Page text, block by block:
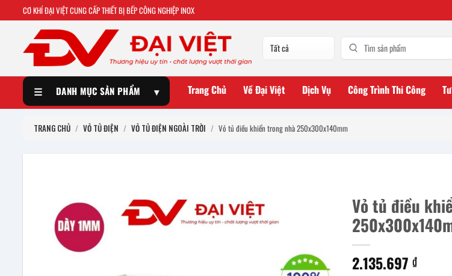
CƠ KHÍ ĐẠI VIỆT CUNG CẤP THIẾT BỊ BẾP CÔNG NGHIỆP INOX
☰ DANH MỤC SẢN PHẨM ▾ Trang Chủ Về Đại Việt Dịch Vụ Công Trình Thi Công
TRANG CHỦ / VỎ TỦ ĐIỆN / VỎ TỦ ĐIỆN NGOÀI TRỜI / Vỏ tủ điều khiển trong nhà 250x300x140mm
Vỏ tủ điều
2.135.697 ₫